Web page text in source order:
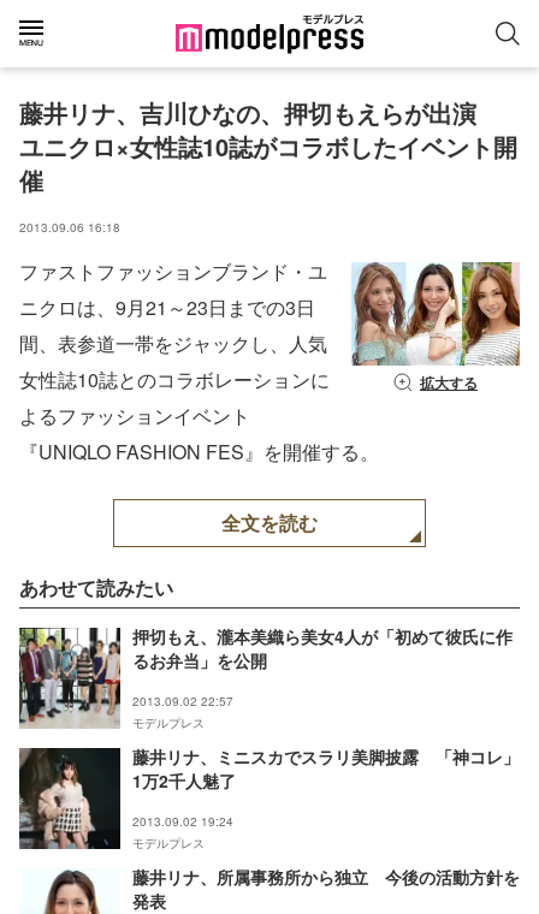
藤井リナ、吉川ひなの、押切もえらが出演
ユニクロ×女性誌10誌がコラボしたイベント開
催
2013.09.06 16:18
拡大する
ファストファッションブランド・ユ
ニクロは、9月21～23日までの3日
間、表参道一帯をジャックし、人気
女性誌10誌とのコラボレーションに
よるファッションイベント
『UNIQLO FASHION FES』を開催する。
全文を読む
あわせて読みたい
押切もえ、瀧本美織ら美女4人が「初めて彼氏に作
るお弁当」を公開
2013.09.02 22:57
モデルプレス
藤井リナ、ミニスカでスラリ美脚披露 「神コレ」
1万2千人魅了
2013.09.02 19:24
モデルプレス
藤井リナ、所属事務所から独立 今後の活動方針を
発表